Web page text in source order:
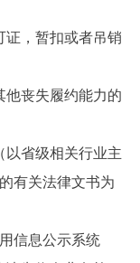
证，暂扣或者吊销
他丧失履约能力的
以省级相关行业主
有关法律文书为
信息公示系统